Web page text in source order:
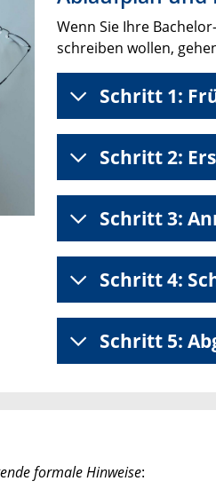
Wenn Sie Ihre
schreiben wollen,
Schritt 1:
Schritt 2:
Schritt 3:
Schritt 4:
Schritt 5:
formale Hinweise: